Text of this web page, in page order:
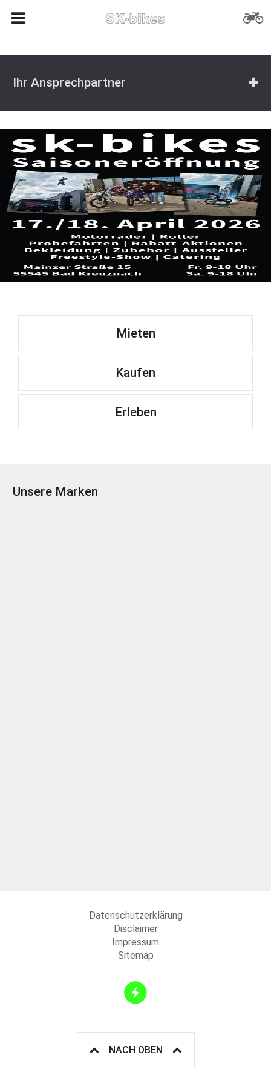
Ihr Ansprechpartner
Mieten
Kaufen
Erleben
Unsere Marken
Datenschutzerklärung
Disclaimer
Impressum
Sitemap
NACH OBEN